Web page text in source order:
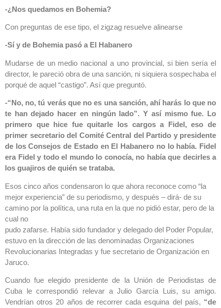
-¿Nos quedamos en Bohemia?
Con preguntas de ese tipo, el zigzag resuelve alinearse
-Sí y de Bohemia pasó a El Habanero
Mudarse de un medio nacional a uno provincial, si bien sería el
director, le pareció obra de una sanción, ni siquiera sospechaba el
porqué de aquel “castigo”. Así que preguntó.
-“No, no, tú verás que no es una sanción, ahí harás lo que no
te han dejado hacer en ningún lado”. Y así mismo fue. Lo
primero que hice fue quitarle los cargos a Fidel, eso de
primer secretario del Comité Central del Partido y presidente
de los Consejos de Estado en El Habanero no lo había. Fidel
era Fidel y todo el mundo lo conocía, no había que decirles a
los guajiros de quién se trataba.
Esos cinco años condensaron lo que ahora reconoce como “la
mejor experiencia” de su periodismo, y después – dirá- de su
camino por la política, una ruta en la que no pidió estar, pero de la
cual no
pudo zafarse. Había sido fundador y delegado del Poder Popular,
estuvo en la dirección de las denominadas Organizaciones
Revolucionarias Integradas y fue secretario de Organización en
Jaruco.
Cuando fue elegido presidente de la Unión de Periodistas de
Cuba le correspondió relevar a Julio García Luis, su amigo.
Vendrían otros 20 años de recorrer cada esquina del país, “de